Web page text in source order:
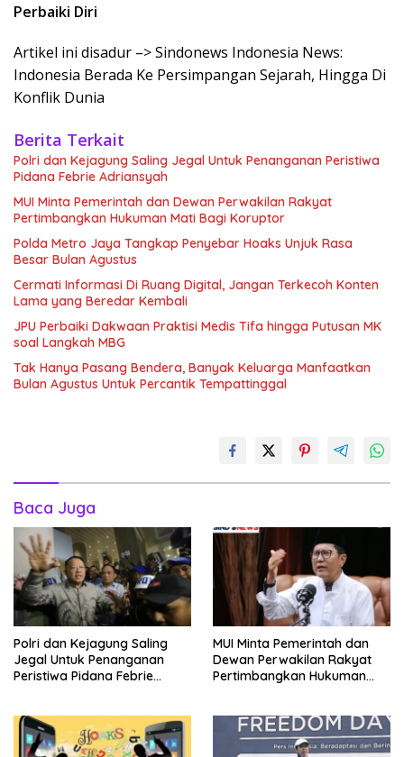
Perbaiki Diri
Artikel ini disadur –> Sindonews Indonesia News:
Indonesia Berada Ke Persimpangan Sejarah, Hingga Di
Konflik Dunia
Berita Terkait
Polri dan Kejagung Saling Jegal Untuk Penanganan Peristiwa
Pidana Febrie Adriansyah
MUI Minta Pemerintah dan Dewan Perwakilan Rakyat
Pertimbangkan Hukuman Mati Bagi Koruptor
Polda Metro Jaya Tangkap Penyebar Hoaks Unjuk Rasa
Besar Bulan Agustus
Cermati Informasi Di Ruang Digital, Jangan Terkecoh Konten
Lama yang Beredar Kembali
JPU Perbaiki Dakwaan Praktisi Medis Tifa hingga Putusan MK
soal Langkah MBG
Tak Hanya Pasang Bendera, Banyak Keluarga Manfaatkan
Bulan Agustus Untuk Percantik Tempattinggal
Baca Juga
Polri dan Kejagung Saling
Jegal Untuk Penanganan
Peristiwa Pidana Febrie
MUI Minta Pemerintah dan
Dewan Perwakilan Rakyat
Pertimbangkan Hukuman